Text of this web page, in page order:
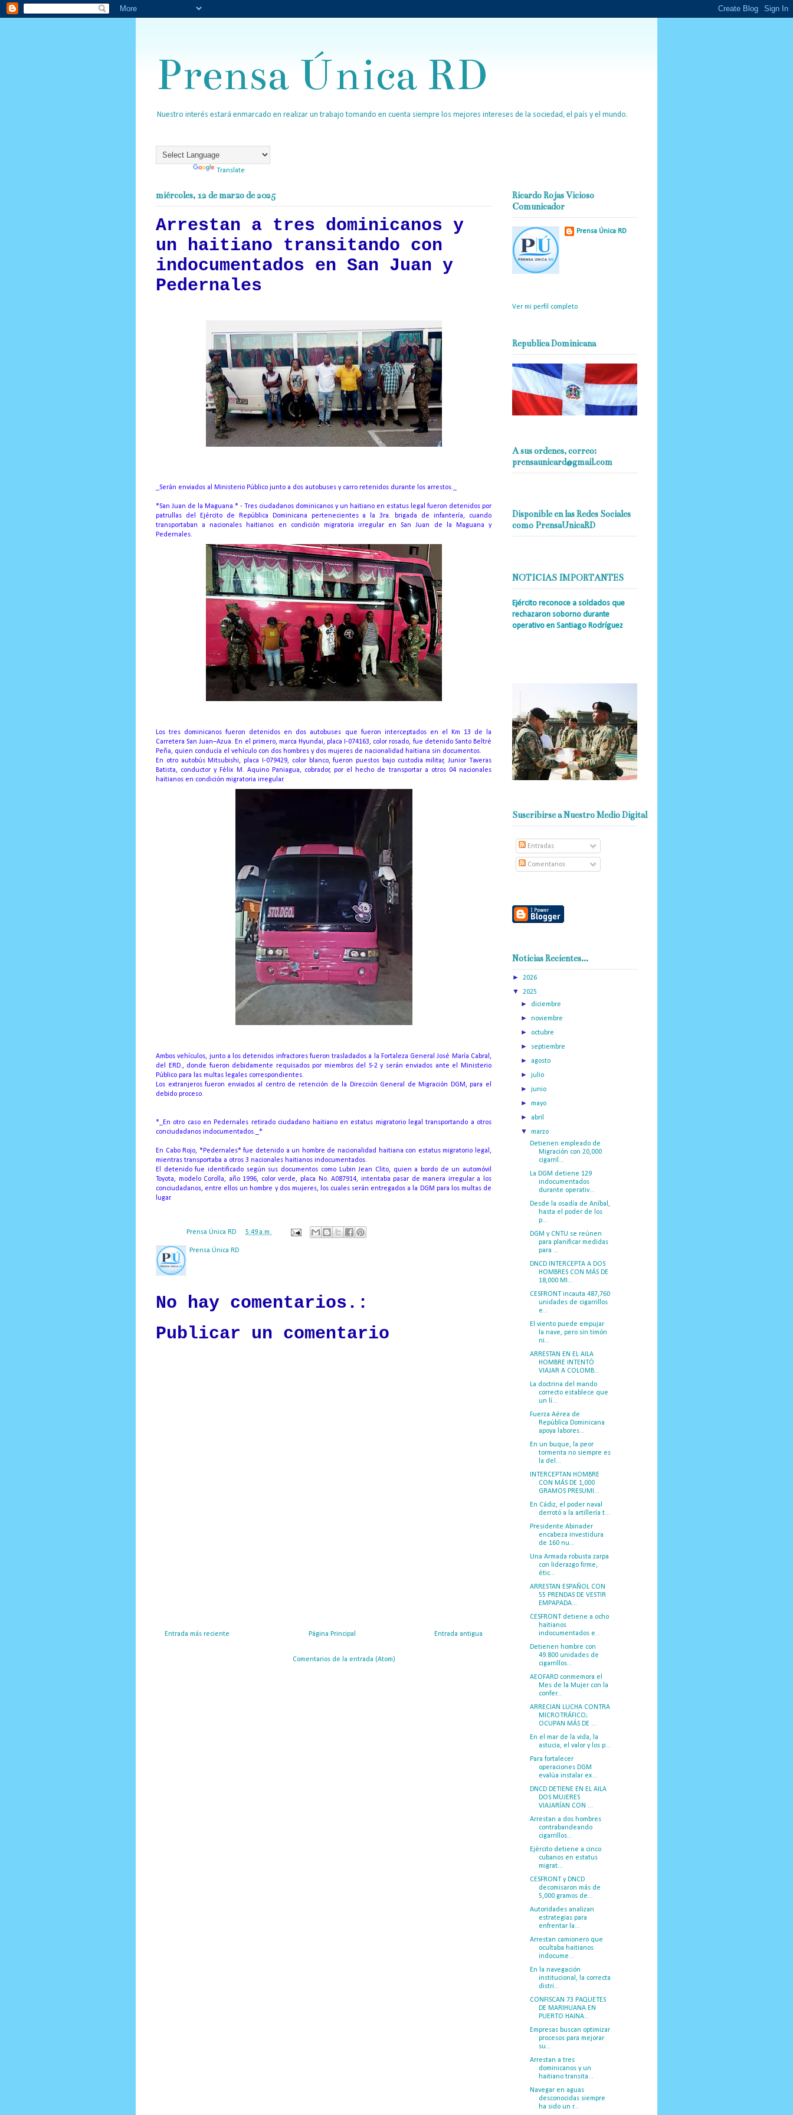
Prensa Única RD
Nuestro interés estará enmarcado en realizar un trabajo tomando en cuenta siempre los mejores intereses de la sociedad, el país y el mundo.
Translate
miércoles, 12 de marzo de 2025
Arrestan a tres dominicanos y
un haitiano transitando con
indocumentados en San Juan y
Pedernales
_Serán enviados al Ministerio Público junto a dos autobuses y carro retenidos durante los arrestos._
*San Juan de la Maguana.* - Tres ciudadanos dominicanos y un haitiano en estatus legal fueron detenidos por
patrullas del Ejército de República Dominicana pertenecientes a la 3ra. brigada de infantería, cuando
transportaban a nacionales haitianos en condición migratoria irregular en San Juan de la Maguana y
Pedernales.
Los tres dominicanos fueron detenidos en dos autobuses que fueron interceptados en el Km 13 de la
Carretera San Juan–Azua. En el primero, marca Hyundai, placa I-074163, color rosado, fue detenido Santo Beltré
Peña, quien conducía el vehículo con dos hombres y dos mujeres de nacionalidad haitiana sin documentos.
En otro autobús Mitsubishi, placa I-079429, color blanco, fueron puestos bajo custodia militar, Junior Taveras
Batista, conductor y Félix M. Aquino Paniagua, cobrador, por el hecho de transportar a otros 04 nacionales
haitianos en condición migratoria irregular.
Ambos vehículos, junto a los detenidos infractores fueron trasladados a la Fortaleza General José María Cabral,
del ERD., donde fueron debidamente requisados ​​por miembros del S-2 y serán enviados ante el Ministerio
Público para las multas legales correspondientes.
Los extranjeros fueron enviados al centro de retención de la Dirección General de Migración DGM, para el
debido proceso.
*_En otro caso en Pedernales retirado ciudadano haitiano en estatus migratorio legal transportando a otros
conciudadanos indocumentados._*
En Cabo Rojo, *Pedernales* fue detenido a un hombre de nacionalidad haitiana con estatus migratorio legal,
mientras transportaba a otros 3 nacionales haitianos indocumentados.
El detenido fue identificado según sus documentos como Lubin Jean Clito, quien a bordo de un automóvil
Toyota, modelo Corolla, año 1996, color verde, placa No. A087914, intentaba pasar de manera irregular a los
conciudadanos, entre ellos un hombre y dos mujeres, los cuales serán entregados a la DGM para los multas de
lugar.
Prensa Única RD 5:49 a.m.
Prensa Única RD
No hay comentarios.:
Publicar un comentario
Entrada más reciente Entrada antigua
Página Principal
Comentarios de la entrada (Atom)
Ricardo Rojas Vicioso
Comunicador
Prensa Única RD
Ver mi perfil completo
Republica Dominicana
A sus ordenes, correo:
prensaunicard@gmail.com
Disponible en las Redes Sociales
como PrensaUnicaRD
NOTICIAS IMPORTANTES
Ejército reconoce a soldados que
rechazaron soborno durante
operativo en Santiago Rodríguez
Suscribirse a Nuestro Medio Digital
Entradas
Comentarios
Noticias Recientes...
► 2026
▼ 2025
► diciembre
►noviembre
► octubre
► septiembre
► agosto
►julio
►junio
►mayo
► abril
▼marzo
Detienen empleado de
Migración con 20,000
cigarril...
La DGM detiene 129
indocumentados
durante operativ...
Desde la osadía de Aníbal,
hasta el poder de los
p...
DGM y CNTU se reúnen
para planificar medidas
para ...
DNCD INTERCEPTA A DOS
HOMBRES CON MÁS DE
18,000 MI...
CESFRONT incauta 487,760
unidades de cigarrillos
e...
El viento puede empujar
la nave, pero sin timón
ni...
ARRESTAN EN EL AILA
HOMBRE INTENTÓ
VIAJAR A COLOMB...
La doctrina del mando
correcto establece que
un lí...
Fuerza Aérea de
República Dominicana
apoya labores...
En un buque, la peor
tormenta no siempre es
la del...
INTERCEPTAN HOMBRE
CON MÁS DE 1,000
GRAMOS PRESUMI...
En Cádiz, el poder naval
derrotó a la artillería t...
Presidente Abinader
encabeza investidura
de 160 nu...
Una Armada robusta zarpa
con liderazgo firme,
étic...
ARRESTAN ESPAÑOL CON
55 PRENDAS DE VESTIR
EMPAPADA...
CESFRONT detiene a ocho
haitianos
indocumentados e...
Detienen hombre con
49.800 unidades de
cigarrillos...
AEOFARD conmemora el
Mes de la Mujer con la
confer...
ARRECIAN LUCHA CONTRA
MICROTRÁFICO;
OCUPAN MÁS DE ...
En el mar de la vida, la
astucia, el valor y los p...
Para fortalecer
operaciones DGM
evalúa instalar ex...
DNCD DETIENE EN EL AILA
DOS MUJERES
VIAJARÍAN CON ...
Arrestan a dos hombres
contrabandeando
cigarrillos...
Ejército detiene a cinco
cubanos en estatus
migrat...
CESFRONT y DNCD
decomisaron más de
5,000 gramos de...
Autoridades analizan
estrategias para
enfrentar la...
Arrestan camionero que
ocultaba haitianos
indocume...
En la navegación
institucional, la correcta
distri...
CONFISCAN 73 PAQUETES
DE MARIHUANA EN
PUERTO HAINA...
Empresas buscan optimizar
procesos para mejorar
su...
Arrestan a tres
dominicanos y un
haitiano transita...
Navegar en aguas
desconocidas siempre
ha sido un r...